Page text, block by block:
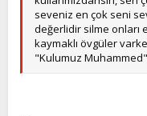
seveniz en çok seni
değerlidir silme onları
kaymaklı övgüler
"Kulumuz